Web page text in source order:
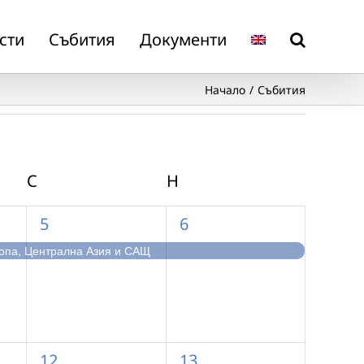
Събития Документи
Начало Събития
С Н
Централна Азия и САЩ
1
събитие,
5
1
събитие,
6
2
1